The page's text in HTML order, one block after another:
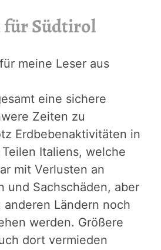
für Südtirol
meine Leser aus
eine sichere
Zeiten zu
Erdbebenaktivitäten in
Italiens, welche
mit Verlusten an
und Sachschäden, aber
anderen Ländern noch
werden. Größere
dort vermieden